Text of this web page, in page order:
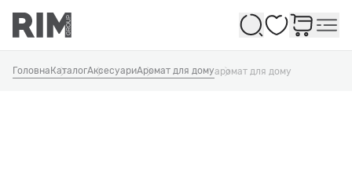
Обране
Головна КаталогАксесуариАромат для домуаромат для дому